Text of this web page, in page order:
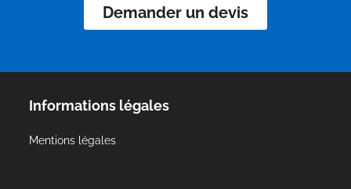
Demander un devis
Informations légales
Mentions légales